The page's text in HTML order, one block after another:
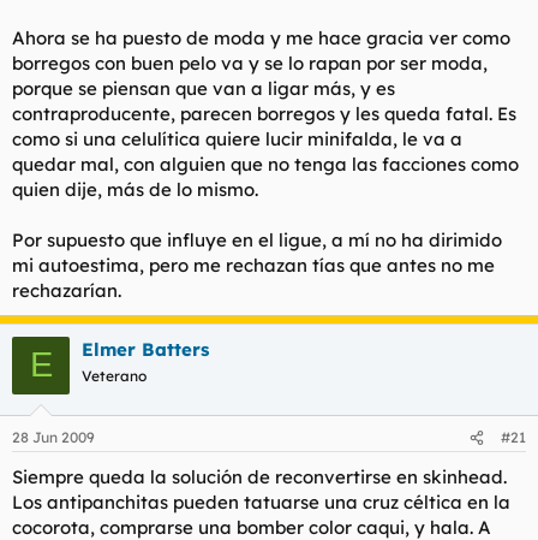
Ahora se ha puesto de moda y me hace gracia ver como
borregos con buen pelo va y se lo rapan por ser moda,
porque se piensan que van a ligar más, y es
contraproducente, parecen borregos y les queda fatal. Es
como si una celulítica quiere lucir minifalda, le va a
quedar mal, con alguien que no tenga las facciones como
quien dije, más de lo mismo.
Por supuesto que influye en el ligue, a mí no ha dirimido
mi autoestima, pero me rechazan tías que antes no me
rechazarían.
E Elmer Batters
Veterano
28 Jun 2009 #21
Siempre queda la solución de reconvertirse en skinhead.
Los antipanchitas pueden tatuarse una cruz céltica en la
cocorota, comprarse una bomber color caqui, y hala. A